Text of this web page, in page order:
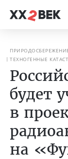
ТЕХНОГЕННЫЕ
будет
в
на